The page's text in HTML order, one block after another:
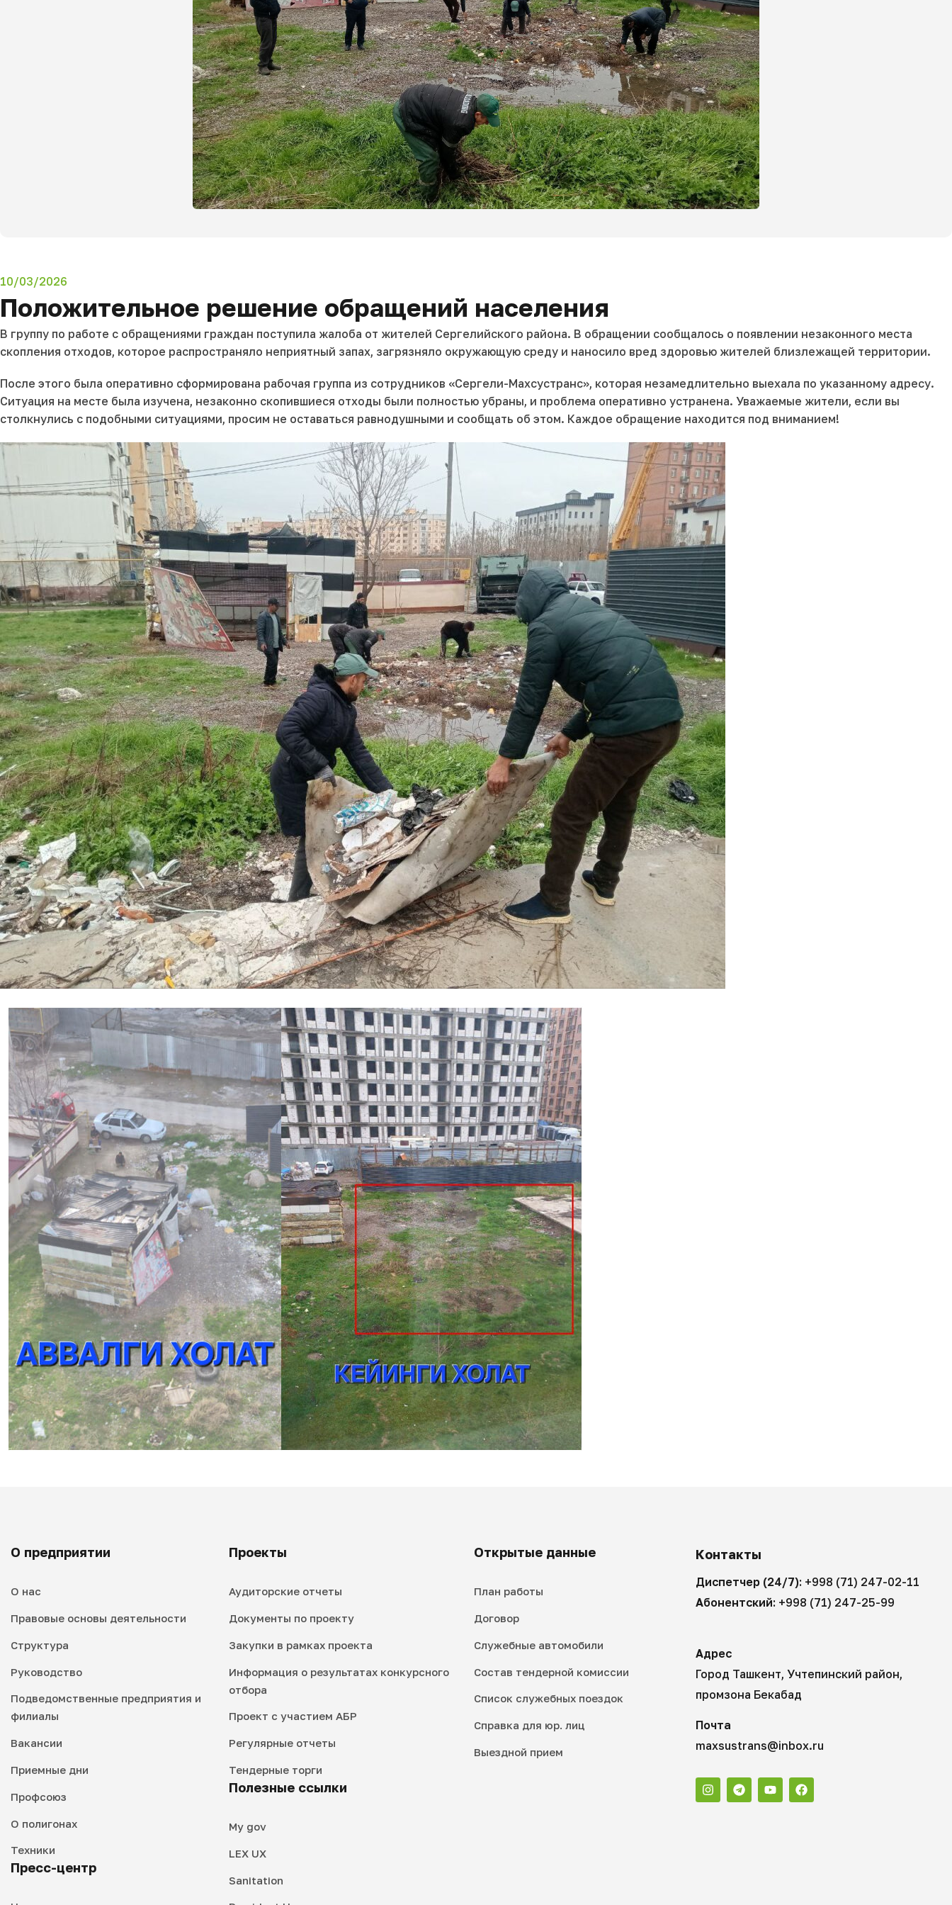
10/03/2026
Положительное решение обращений населения
В группу по работе с обращениями граждан поступила жалоба от жителей Сергелийского района. В обращении сообщалось о появлении незаконного места
скопления отходов, которое распространяло неприятный запах, загрязняло окружающую среду и наносило вред здоровью жителей близлежащей территории.
После этого была оперативно сформирована рабочая группа из сотрудников «Сергели-Махсустранс», которая незамедлительно выехала по указанному адресу.
Ситуация на месте была изучена, незаконно скопившиеся отходы были полностью убраны, и проблема оперативно устранена. Уважаемые жители, если вы
столкнулись с подобными ситуациями, просим не оставаться равнодушными и сообщать об этом. Каждое обращение находится под вниманием!
О предприятии
О нас
Правовые основы деятельности
Структура
Руководство
Подведомственные предприятия и
филиалы
Вакансии
Приемные дни
Профсоюз
О полигонах
Техники
Пресс-центр
Проекты
Аудиторские отчеты
Документы по проекту
Закупки в рамках проекта
Информация о результатах конкурсного
отбора
Проект с участием АБР
Регулярные отчеты
Тендерные торги
Полезные ссылки
My gov
LEX UX
Sanitation
Открытые данные
План работы
Договор
Служебные автомобили
Состав тендерной комиссии
Список служебных поездок
Справка для юр. лиц
Выездной прием
Контакты
Диспетчер (24/7): +998 (71) 247-02-11
Абонентский: +998 (71) 247-25-99
Адрес
Город Ташкент, Учтепинский район,
промзона Бекабад
Почта
maxsustrans@inbox.ru